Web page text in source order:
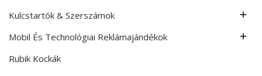
Kulcstartók & Szerszámok 
Mobil És Technológiai Reklámajándékok 
Rubik Kockák